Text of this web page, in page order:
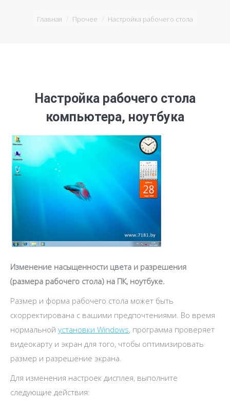
Главная Прочее Настройка рабочего стола
Настройка рабочего стола
компьютера, ноутбука
Изменение насыщенности цвета и разрешения
(размера рабочего стола) на ПК, ноутбуке.
Размер и форма рабочего стола может быть
скорректирована с вашими предпочтениями. Во время
нормальной установки Windows, программа проверяет
видеокарту и экран для того, чтобы оптимизировать
размер и разрешение экрана.
Для изменения настроек дисплея, выполните
следующие действия: